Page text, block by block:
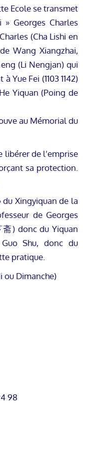
Ecole se transmet
Georges Charles
(Cha Lishi en
Wang Xiangzhai,
(Li Nengjan) qui
Yue Fei (1103 1142)
Yiquan (Poing de
au Mémorial du
libérer de l’emprise
sa protection.
Xingyiquan de la
de Georges
斋) donc du Yiquan
Shu, donc du
pratique.
ou Dimanche)
98